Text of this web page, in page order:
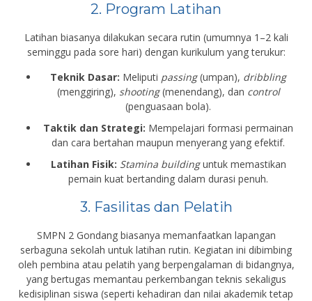
2. Program Latihan
Latihan biasanya dilakukan secara rutin (umumnya 1–2 kali
seminggu pada sore hari) dengan kurikulum yang terukur:
Teknik Dasar: Meliputi passing(umpan), dribbling
(menggiring), shooting(menendang), dan control
(penguasaan bola).
Taktik dan Strategi: Mempelajari formasi permainan
dan cara bertahan maupun menyerang yang efektif.
Latihan Fisik: Stamina buildinguntuk memastikan
pemain kuat bertanding dalam durasi penuh.
3. Fasilitas dan Pelatih
SMPN 2 Gondang biasanya memanfaatkan lapangan
serbaguna sekolah untuk latihan rutin. Kegiatan ini dibimbing
oleh pembina atau pelatih yang berpengalaman di bidangnya,
yang bertugas memantau perkembangan teknis sekaligus
kedisiplinan siswa (seperti kehadiran dan nilai akademik tetap